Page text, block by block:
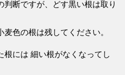
判断ですが、どす黒い根は取り
色の根は残してください。
根には 細い根がなくなってし